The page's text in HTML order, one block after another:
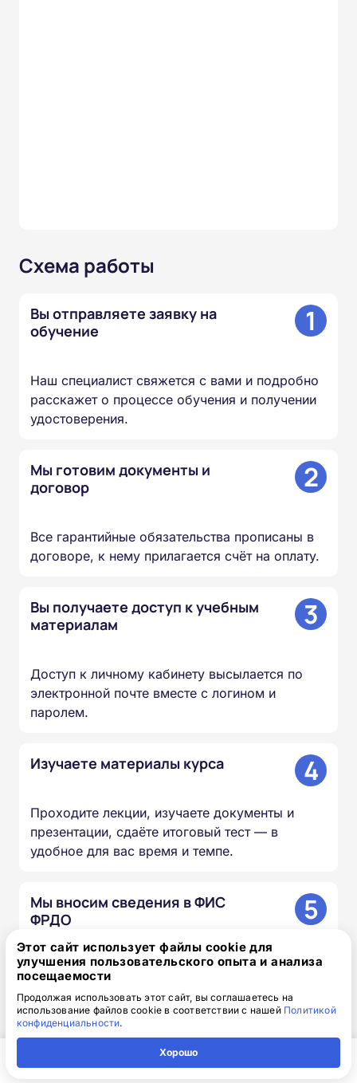
Схема работы
Вы отправляете заявку на
обучение
1
Наш специалист свяжется с вами и подробно
расскажет о процессе обучения и получении
удостоверения.
Мы готовим документы и
договор
2
Все гарантийные обязательства прописаны в
договоре, к нему прилагается счёт на оплату.
Вы получаете доступ к учебным
материалам
3
Доступ к личному кабинету высылается по
электронной почте вместе с логином и
паролем.
Изучаете материалы курса 4
Проходите лекции, изучаете документы и
презентации, сдаёте итоговый тест — в
удобное для вас время и темпе.
Мы вносим сведения в ФИС
ФРДО
5
Информация о выданных удостоверениях и
дипломах передаётся в федеральный реестр в
течение 20–60 дней.
Вы получаете оригиналы
6
Этот сайт использует файлы cookie для
улучшения пользовательского опыта и анализа
посещаемости
Продолжая использовать этот сайт, вы соглашаетесь на
использование файлов cookie в соответствии с нашей Политикой
конфиденциальности.
Хорошо